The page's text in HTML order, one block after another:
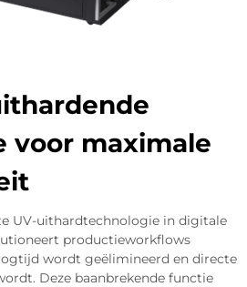
voor maximale
UV-uithardtechnologie in digitale
productieworkflows
wordt geëlimineerd en directe
Deze baanbrekende functie